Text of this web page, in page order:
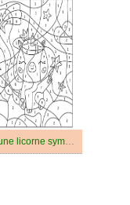
Magique une licorne sympathique